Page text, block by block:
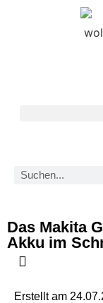
Das Makita
Akku im
Erstellt am